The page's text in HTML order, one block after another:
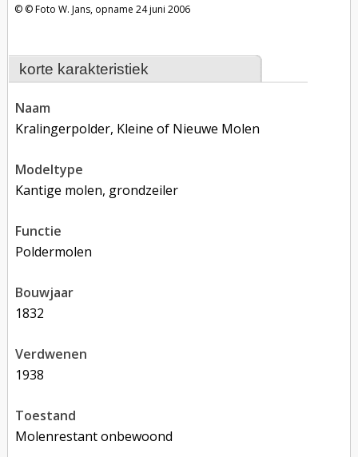
korte karakteristiek
naam
Kralingerpolder, Kleine of Nieuwe Molen
modeltype
Kantige molen, grondzeiler
functie
poldermolen
bouwjaar
1832
verdwenen
1938
toestand
molenrestant onbewoond
Foto W. Jans, opname 24 juni 2006